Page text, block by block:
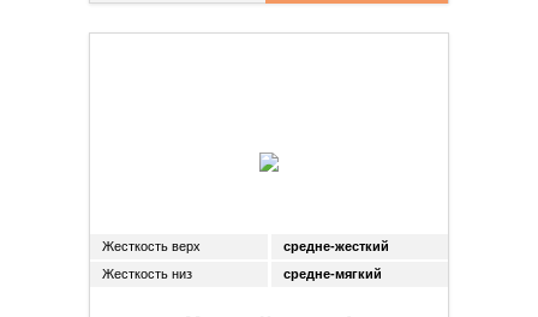
Жесткость верх
средне-жесткий
Жесткость низ
средне-мягкий